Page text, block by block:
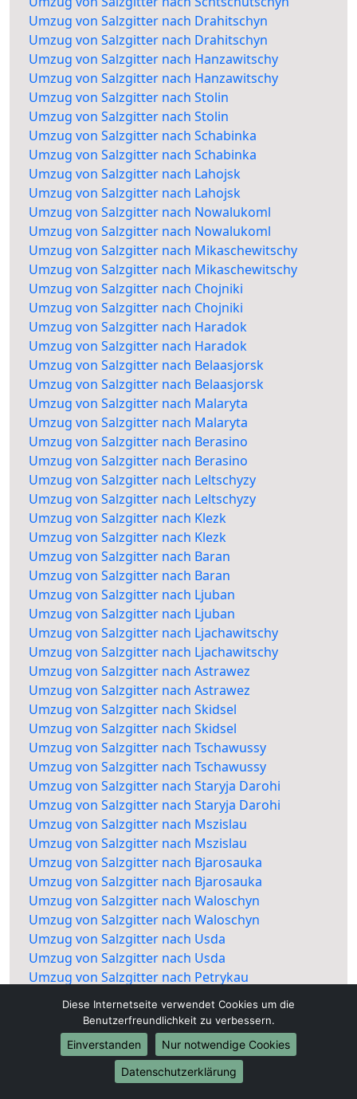
Umzug von Salzgitter nach Drahitschyn
Umzug von Salzgitter nach Drahitschyn
Umzug von Salzgitter nach Hanzawitschy
Umzug von Salzgitter nach Hanzawitschy
Umzug von Salzgitter nach Stolin
Umzug von Salzgitter nach Stolin
Umzug von Salzgitter nach Schabinka
Umzug von Salzgitter nach Schabinka
Umzug von Salzgitter nach Lahojsk
Umzug von Salzgitter nach Lahojsk
Umzug von Salzgitter nach Nowalukoml
Umzug von Salzgitter nach Nowalukoml
Umzug von Salzgitter nach Mikaschewitschy
Umzug von Salzgitter nach Mikaschewitschy
Umzug von Salzgitter nach Chojniki
Umzug von Salzgitter nach Chojniki
Umzug von Salzgitter nach Haradok
Umzug von Salzgitter nach Haradok
Umzug von Salzgitter nach Belaasjorsk
Umzug von Salzgitter nach Belaasjorsk
Umzug von Salzgitter nach Malaryta
Umzug von Salzgitter nach Malaryta
Umzug von Salzgitter nach Berasino
Umzug von Salzgitter nach Berasino
Umzug von Salzgitter nach Leltschyzy
Umzug von Salzgitter nach Leltschyzy
Umzug von Salzgitter nach Klezk
Umzug von Salzgitter nach Klezk
Umzug von Salzgitter nach Baran
Umzug von Salzgitter nach Baran
Umzug von Salzgitter nach Ljuban
Umzug von Salzgitter nach Ljuban
Umzug von Salzgitter nach Ljachawitschy
Umzug von Salzgitter nach Ljachawitschy
Umzug von Salzgitter nach Astrawez
Umzug von Salzgitter nach Astrawez
Umzug von Salzgitter nach Skidsel
Umzug von Salzgitter nach Skidsel
Umzug von Salzgitter nach Tschawussy
Umzug von Salzgitter nach Tschawussy
Umzug von Salzgitter nach Staryja Darohi
Umzug von Salzgitter nach Staryja Darohi
Umzug von Salzgitter nach Mszislau
Umzug von Salzgitter nach Mszislau
Umzug von Salzgitter nach Bjarosauka
Umzug von Salzgitter nach Bjarosauka
Umzug von Salzgitter nach Waloschyn
Umzug von Salzgitter nach Waloschyn
Umzug von Salzgitter nach Usda
Umzug von Salzgitter nach Usda
Umzug von Salzgitter nach Petrykau
Umzug von Salzgitter nach Petrykau
Diese Internetseite verwendet Cookies um die
Benutzerfreundlichkeit zu verbessern.
Einverstanden
Nur notwendige Cookies
Datenschutzerklärung